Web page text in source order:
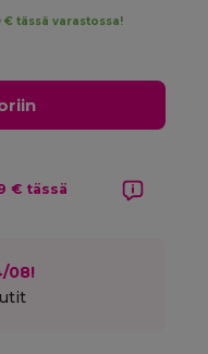
€ tässä varastossa!
€ tässä
08!